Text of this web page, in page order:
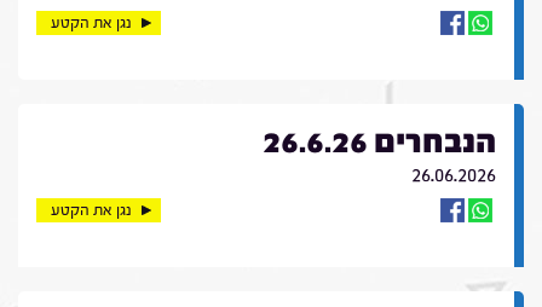
נגן את הקטע
הנבחרים 26.6.26
26.06.2026
נגן את הקטע